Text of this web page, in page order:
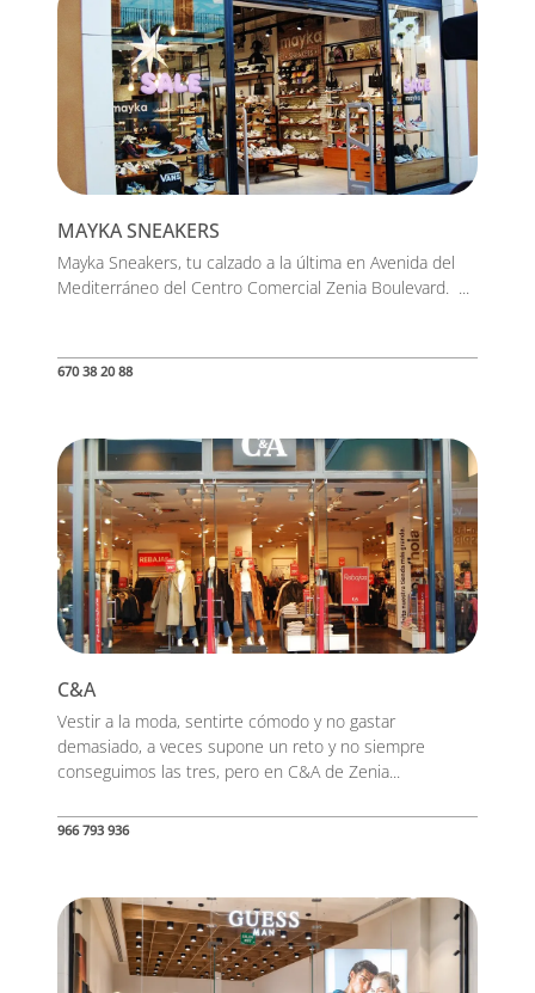
MAYKA SNEAKERS
Mayka Sneakers, tu calzado a la última en Avenida del
Mediterráneo del Centro Comercial Zenia Boulevard. ...
670 38 20 88
C&A
Vestir a la moda, sentirte cómodo y no gastar
demasiado, a veces supone un reto y no siempre
conseguimos las tres, pero en C&A de Zenia...
966 793 936